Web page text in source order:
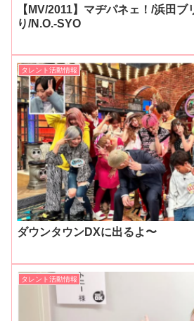
【MV/2011】マヂパネェ！/浜田
り/N.O.-SYO
タレント活動情報
ダウンタウンDXに出るよ〜
タレント活動情報